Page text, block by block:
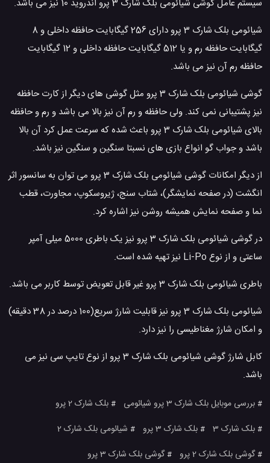
سیستم عامل گوشی شیائومی بلک شارک 3 پرو اندروید 10 نیز می باشد.
شیائومی بلک شارک 3 پرو دارای 256 گیگابایت حافظه داخلی و 8
گیگابایت حافظه رم و یا 512 گیگابایت حافظه داخلی و 12 گیگابایت
حافظه رم آن نیز می باشد.
گوشی شیائومی بلک شارک 3 پرو مثل گوشی های دیگر از کارت حافظه
نیز پشتیبانی نمی کند. ولی حافظه و رم آن نیز بالا می باشد و رم و حافظه
بالای شیائومی بلک شارک 3 پرو باعث شده که سرعت عمل کرد آن بالا
باشد و جواب گو انواع بازی های نسبتا سنگین و سنگین نیز باشد.
از دیگر امکانات گوشی شیائومی بلک شارک 3 پرو می توان به سانسور اثر
انگشت (در صفحه نمایشگر)، شتاب سنج، ژیروسکوپ، مجاورت، قطب
نما و صفحه نمایش همیشه روشن نیز اشاره کرد.
در گوشی شیائومی بلک شارک 3 پرو نیز یک باطری 5000 میلی آمپر
ساعتی و از نوع Li-Po نیز تهیه شده است.
باطری شیائومی بلک شارک 3 پرو غیر قابل تعویض توسط کاربر می باشد.
شیائومی بلک شارک 3 پرو نیز قابلیت شارژ سریع(100 درصد در 38 دقیقه)
و امکان شارژ مغناطیسی را نیز دارد.
کابل شارژ گوشی شیائومی بلک شارک 3 پرو از نوع تایپ سی نیز می
باشد.
# بررسی موبایل بلک شارک 3 پرو شیائومی # بلک شارک 2 پرو
# بلک شارک 3 # بلک شارک 3 پرو # شیائومی بلک شارک 2
# گوشی بلک شارک 2 پرو # گوشی بلک شارک 3 پرو